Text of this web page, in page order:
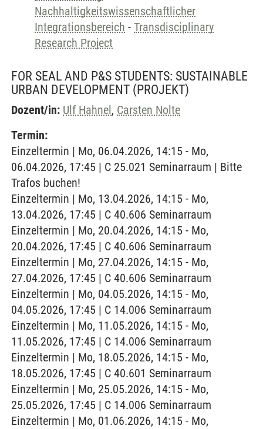
Nachhaltigkeitswissenschaftlicher
Integrationsbereich - Transdisciplinary
Research Project
FOR SEAL AND P&S STUDENTS: SUSTAINABLE
URBAN DEVELOPMENT (PROJEKT)
Dozent/in: Ulf Hahnel, Carsten Nolte
Termin:
Einzeltermin | Mo, 06.04.2026, 14:15 - Mo,
06.04.2026, 17:45 | C 25.021 Seminarraum | Bitte
Trafos buchen!
Einzeltermin | Mo, 13.04.2026, 14:15 - Mo,
13.04.2026, 17:45 | C 40.606 Seminarraum
Einzeltermin | Mo, 20.04.2026, 14:15 - Mo,
20.04.2026, 17:45 | C 40.606 Seminarraum
Einzeltermin | Mo, 27.04.2026, 14:15 - Mo,
27.04.2026, 17:45 | C 40.606 Seminarraum
Einzeltermin | Mo, 04.05.2026, 14:15 - Mo,
04.05.2026, 17:45 | C 14.006 Seminarraum
Einzeltermin | Mo, 11.05.2026, 14:15 - Mo,
11.05.2026, 17:45 | C 14.006 Seminarraum
Einzeltermin | Mo, 18.05.2026, 14:15 - Mo,
18.05.2026, 17:45 | C 40.601 Seminarraum
Einzeltermin | Mo, 25.05.2026, 14:15 - Mo,
25.05.2026, 17:45 | C 14.006 Seminarraum
Einzeltermin | Mo, 01.06.2026, 14:15 - Mo,